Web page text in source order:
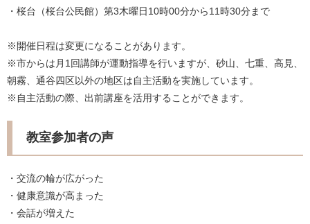
・桜台（桜台公民館）第3木曜日10時00分から11時30分まで
※開催日程は変更になることがあります。
※市からは月1回講師が運動指導を行いますが、砂山、七重、高見、
朝霧、通谷四区以外の地区は自主活動を実施しています。
※自主活動の際、出前講座を活用することができます。
教室参加者の声
・交流の輪が広がった
・健康意識が高まった
・会話が増えた